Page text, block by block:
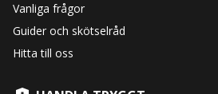
Vanliga frågor
Guider och skötselråd
Hitta till oss